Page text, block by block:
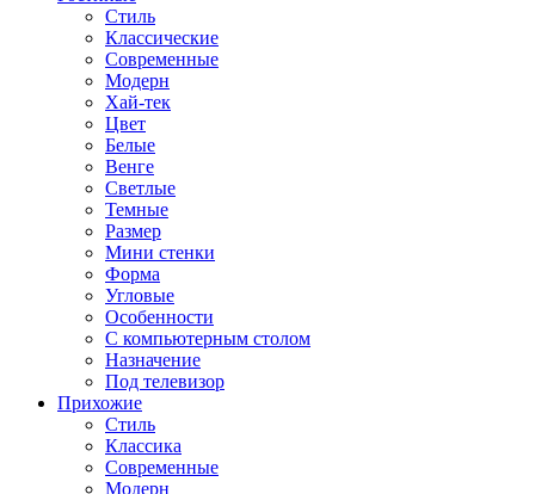
Стиль
Классические
Современные
Модерн
Хай-тек
Цвет
Белые
Венге
Светлые
Темные
Размер
Мини стенки
Форма
Угловые
Особенности
С компьютерным столом
Назначение
Под телевизор
Прихожие
Стиль
Классика
Современные
Модерн